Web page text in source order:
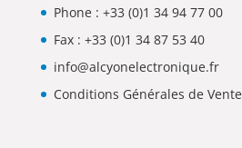
Phone : +33 (0)1 34 94 77 00
Fax : +33 (0)1 34 87 53 40
info@alcyonelectronique.fr
Conditions Générales de Vente